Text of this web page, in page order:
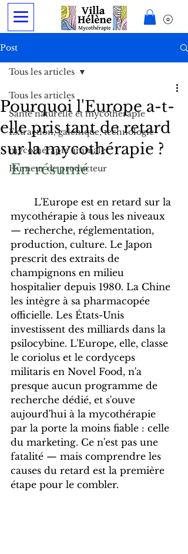
Post
Tous les articles
Santé naturelle et mycothérapie
Extraction, galénique, technologie
mycothérapie animale
Humeur de producteur
Tous les articles
Pourquoi l'Europe a-t-
elle pris tant de retard
sur la mycothérapie ?
En résumé
mycothérapie à tous les niveaux
— recherche, réglementation,
production, culture. Le Japon
prescrit des extraits de
champignons en milieu
hospitalier depuis 1980. La Chine
les intègre à sa pharmacopée
officielle. Les États-Unis
investissent des milliards dans la
psilocybine. L'Europe, elle, classe
le coriolus et le cordyceps
militaris en Novel Food, n'a
presque aucun programme de
recherche dédié, et s'ouve
aujourd'hui à la mycothérapie
par la porte la moins fiable : celle
du marketing. Ce n'est pas une
fatalité — mais comprendre les
causes du retard est la première
étape pour le combler.